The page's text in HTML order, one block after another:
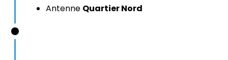
Antenne Quartier Nord